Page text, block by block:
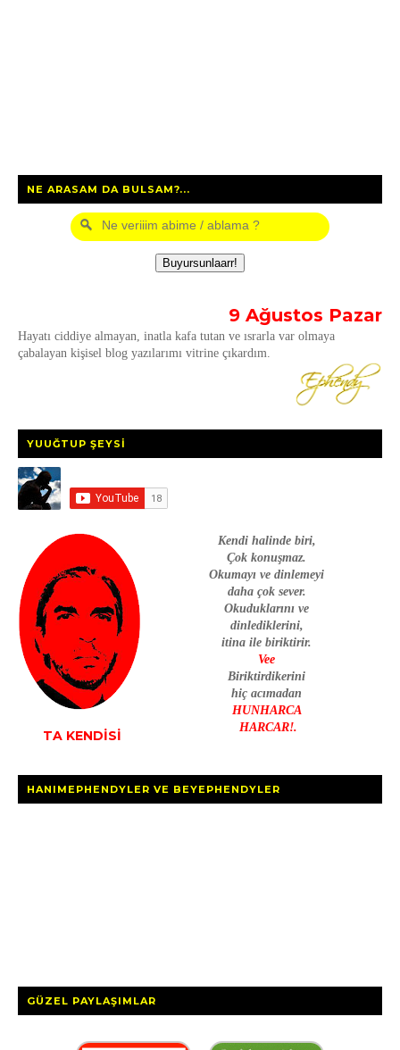
NE ARASAM DA BULSAM?...
9 Ağustos Pazar
Hayatı ciddiye almayan, inatla kafa tutan ve ısrarla var olmaya
çabalayan kişisel blog yazılarımı vitrine çıkardım.
YUUĞTUP ŞEYSİ
TA KENDİSİ
Kendi halinde biri,
Çok konuşmaz.
Okumayı ve dinlemeyi
daha çok sever.
Okuduklarını ve
dinlediklerini,
itina ile biriktirir.
Vee
Biriktirdikerini
hiç acımadan
HUNHARCA
HARCAR!.
HANIMEPHENDYLER VE BEYEPHENDYLER
GÜZEL PAYLAŞIMLAR